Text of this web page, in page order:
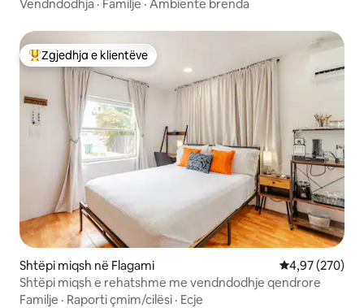
Vendndodhja · Familje · Ambiente brenda
Më të mirat e zgjedhjeve të klientëve
Zgjedhja e klientëve
Shtëpi miqsh në Flagami Vlerësimi
4,97 (270)
Shtëpi miqsh e rehatshme me vendndodhje qendrore
Familje · Raporti çmim/cilësi · Ecje